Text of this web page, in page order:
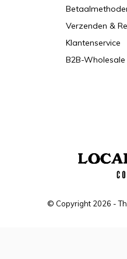
Verzenden &
Klantenservice
B2B-Wholesale
© Copyright 2026 -